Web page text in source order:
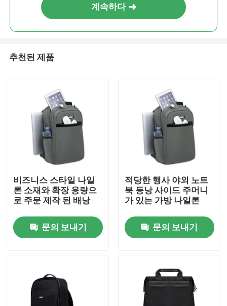
회사 소개
계속하다
추천된 제품
비즈니스 스타일 나일
론 소재와 확장 용량으
로 주문 제작 된 배낭
문의 보내기
적당한 행사 야외 노트
북 등낭 사이드 주머니
가 있는 가방 나일론
문의 보내기